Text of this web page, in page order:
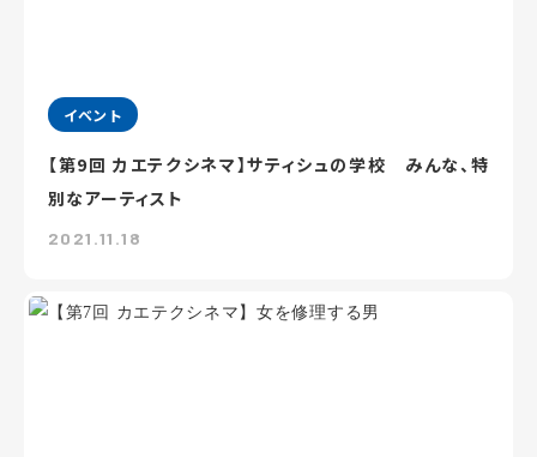
イベント
【第9回 カエテクシネマ】サティシュの学校 みんな、特
別なアーティスト
2021.11.18